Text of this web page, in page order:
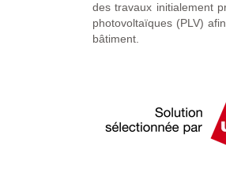
des travaux initialement
photovoltaïques (PLV)
bâtiment.